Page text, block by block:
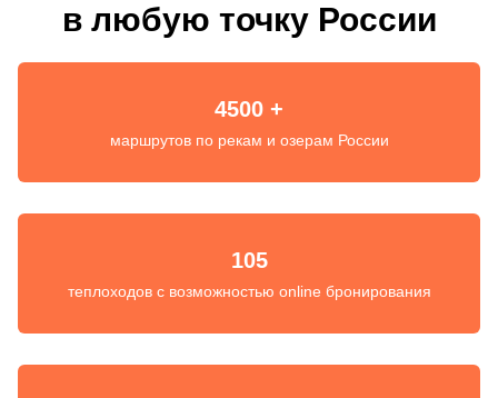
в любую точку России
4500 +
маршрутов по рекам и озерам России
105
теплоходов с возможностью online бронирования